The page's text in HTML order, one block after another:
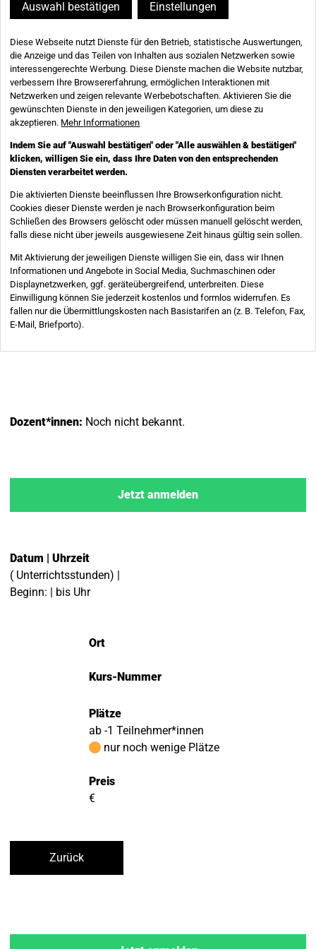
Dozent*innen: Noch nicht bekannt.
Jetzt anmelden
Datum | Uhrzeit
( Unterrichtsstunden) |
Beginn: | bis Uhr
Ort
Kurs-Nummer
Plätze
ab -1 Teilnehmer*innen
nur noch wenige Plätze
Preis
€
Zurück